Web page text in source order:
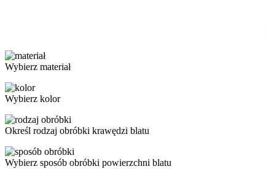
Wybierz materiał
Wybierz kolor
Określ rodzaj obróbki krawędzi blatu
Wybierz sposób obróbki powierzchni blatu